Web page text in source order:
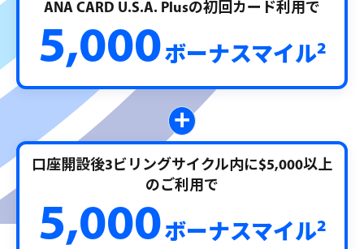
ANA CARD U.S.A. Plusの初回カード利用で
5,000ボーナスマイル2
+
口座開設後3ビリングサイクル内に$5,000以上
のご利用で
5,000ボーナスマイル2